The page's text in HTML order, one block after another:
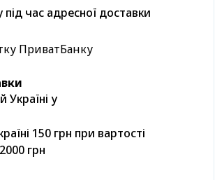
час адресної доставки
ПриватБанку
Україні у
150 грн при вартості
грн